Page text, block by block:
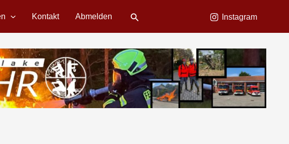
Kontakt Abmelden Suchen Instagram